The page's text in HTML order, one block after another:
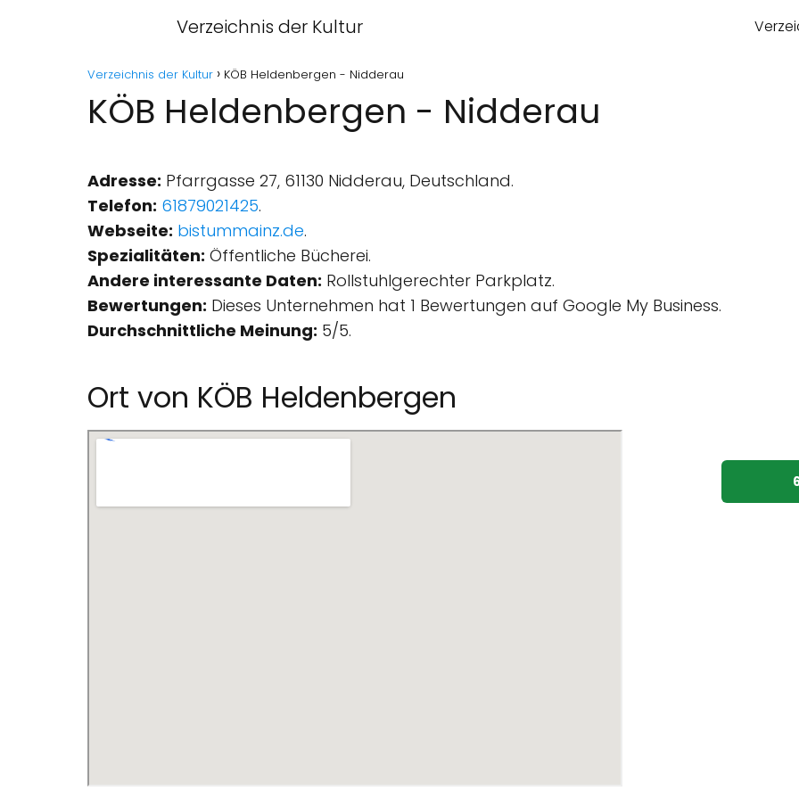
Verzeichnis der Kultur
Verzeichnis der Kultur KÖB Heldenbergen - Nidderau
KÖB Heldenbergen - Nidderau
Adresse: Pfarrgasse 27, 61130 Nidderau, Deutschland.
Telefon: 61879021425.
Webseite: bistummainz.de.
Spezialitäten: Öffentliche Bücherei.
Andere interessante Daten: Rollstuhlgerechter Parkplatz.
Bewertungen: Dieses Unternehmen hat 1 Bewertungen auf Google My Business.
Durchschnittliche Meinung: 5/5.
Ort von KÖB Heldenbergen